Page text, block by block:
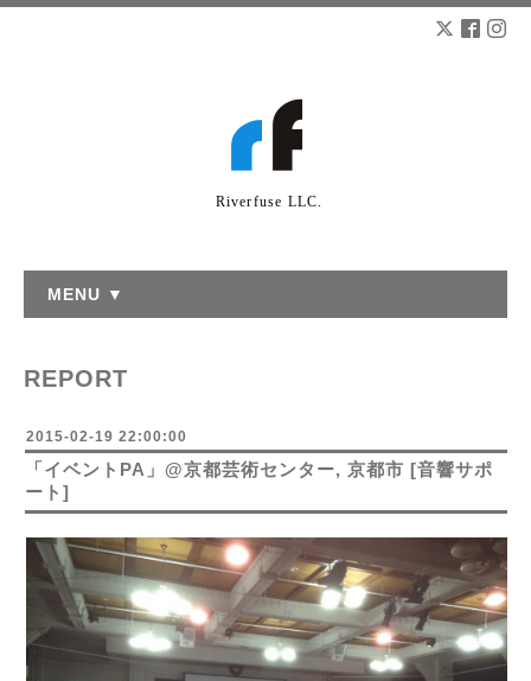
Riverfuse LLC.
MENU ▼
REPORT
2015-02-19 22:00:00
「イベントPA」@京都芸術センター, 京都市 [音響サポ
ート]